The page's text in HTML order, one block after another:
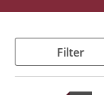
Filter